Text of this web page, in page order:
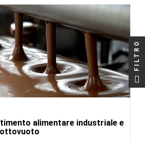
alimentare industriale e
FILTRO